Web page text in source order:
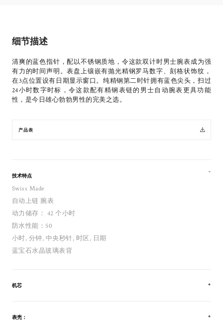
细节描述
清爽的蓝色指针，配以不锈钢质地，令这款双计时男士腕表成为强
有力的时间声明。表盘上镶嵌有抛光精钢罗马数字、刻格状饰纹，
在3点位置设有日期显示窗口。纯精钢第二时针拥有蓝色尖头，扫过
24小时数字时标，令这款配有精钢表链的男士自动腕表更具功能
性，是今日雄心勃勃男性的完美之选。
产品表
技术特点
Swiss Made
自动上链 腕表
动力储存： 42 个小时
防水性能：50
小时, 分钟, 中央秒针, 时区, 日期
蓝宝石水晶玻璃表背
机芯
表壳：